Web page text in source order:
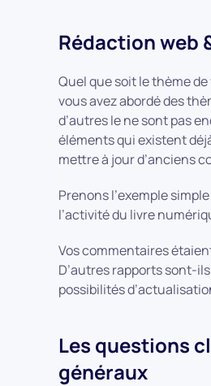
Rédaction web
Quel que soit le thème
vous avez abordé des
d’autres le ne sont pas
éléments qui existent
mettre à jour d’anciens
Prenons l’exemple
l’activité du livre
Vos commentaires
D’autres rapports sont-
possibilités
Les questions
généraux